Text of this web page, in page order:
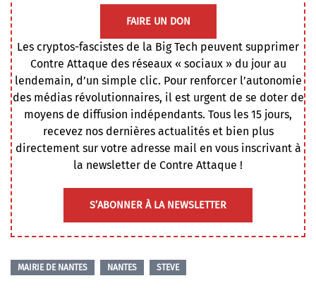
FAIRE UN DON
Les cryptos-fascistes de la Big Tech peuvent supprimer
Contre Attaque des réseaux « sociaux » du jour au
lendemain, d’un simple clic. Pour renforcer l’autonomie
des médias révolutionnaires, il est urgent de se doter de
moyens de diffusion indépendants. Tous les 15 jours,
recevez nos dernières actualités et bien plus
directement sur votre adresse mail en vous inscrivant à
la newsletter de Contre Attaque !
S’ABONNER À LA NEWSLETTER
MAIRIE DE NANTES NANTES STEVE